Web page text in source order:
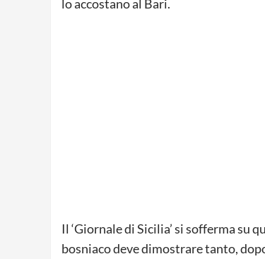
lo accostano al Bari.
Il ‘Giornale di Sicilia’ si sofferma su
bosniaco deve dimostrare tanto,